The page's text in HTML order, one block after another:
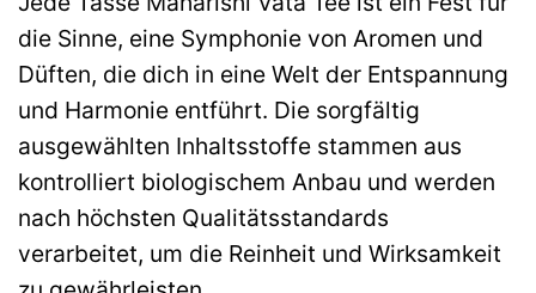
die Sinne, eine Symphonie von Aromen und
Düften, die dich in eine Welt der Entspannung
und Harmonie entführt. Die sorgfältig
ausgewählten Inhaltsstoffe stammen aus
kontrolliert biologischem Anbau und werden
nach höchsten Qualitätsstandards
verarbeitet, um die Reinheit und Wirksamkeit